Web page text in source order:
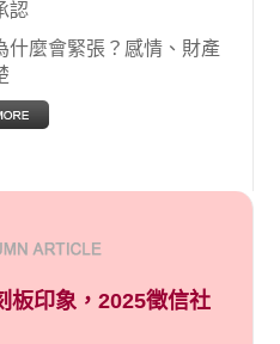
認
什麼會緊張？感情、財產
板印象，2025徵信社